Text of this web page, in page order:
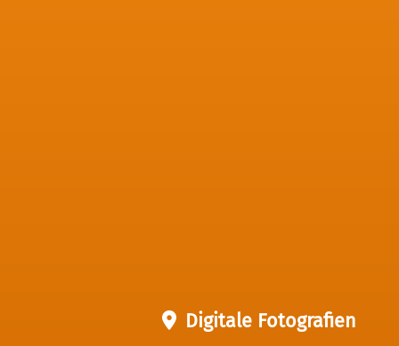
Digitale Fotografien